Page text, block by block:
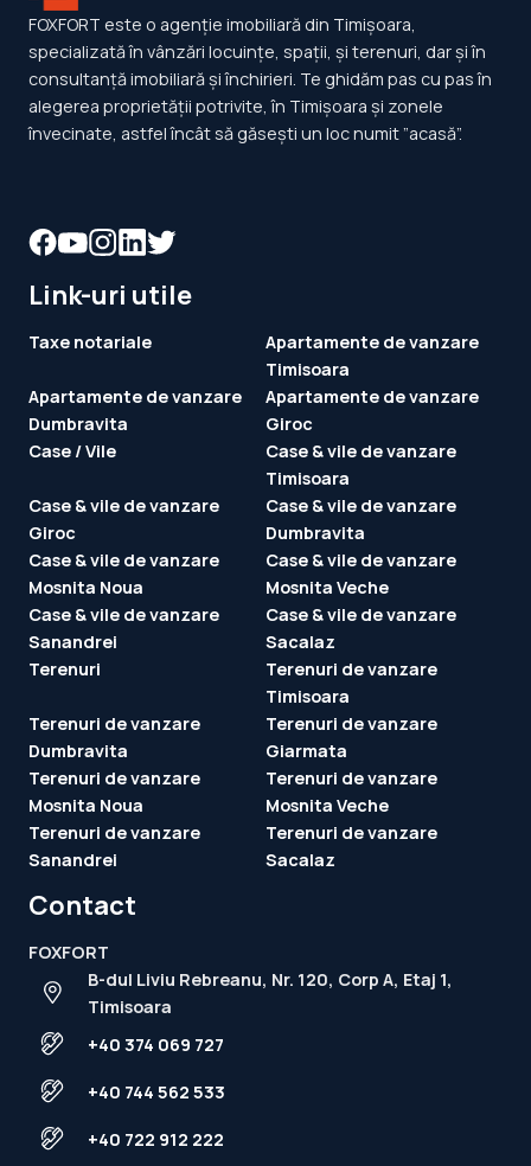
FOXFORT este o agenție imobiliară din Timișoara,
specializată în vânzări locuințe, spații, și terenuri, dar și în
consultanță imobiliară și închirieri. Te ghidăm pas cu pas în
alegerea proprietății potrivite, în Timișoara și zonele
învecinate, astfel încât să găsești un loc numit ”acasă”.
Link-uri utile
Taxe notariale
Apartamente de vanzare
Timisoara
Apartamente de vanzare
Dumbravita
Apartamente de vanzare
Giroc
Case / Vile
Case & vile de vanzare
Timisoara
Case & vile de vanzare
Giroc
Case & vile de vanzare
Dumbravita
Case & vile de vanzare
Mosnita Noua
Case & vile de vanzare
Mosnita Veche
Case & vile de vanzare
Sanandrei
Case & vile de vanzare
Sacalaz
Terenuri
Terenuri de vanzare
Timisoara
Terenuri de vanzare
Dumbravita
Terenuri de vanzare
Giarmata
Terenuri de vanzare
Mosnita Noua
Terenuri de vanzare
Mosnita Veche
Terenuri de vanzare
Sanandrei
Terenuri de vanzare
Sacalaz
Contact
FOXFORT
B-dul Liviu Rebreanu, Nr. 120, Corp A, Etaj 1,
Timisoara
+40 374 069 727
+40 744 562 533
+40 722 912 222